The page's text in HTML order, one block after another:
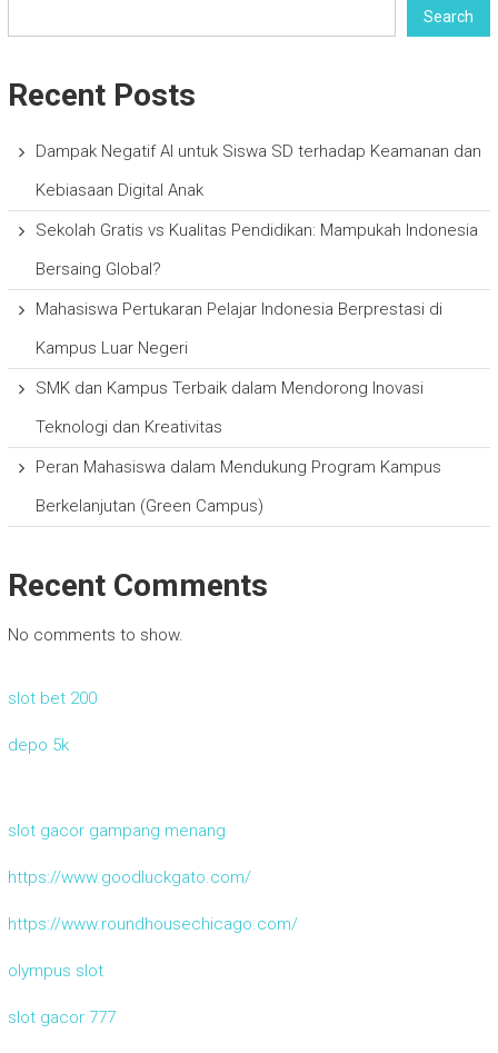
Search
Recent Posts
Dampak Negatif AI untuk Siswa SD terhadap Keamanan dan
Kebiasaan Digital Anak
Sekolah Gratis vs Kualitas Pendidikan: Mampukah Indonesia
Bersaing Global?
Mahasiswa Pertukaran Pelajar Indonesia Berprestasi di
Kampus Luar Negeri
SMK dan Kampus Terbaik dalam Mendorong Inovasi
Teknologi dan Kreativitas
Peran Mahasiswa dalam Mendukung Program Kampus
Berkelanjutan (Green Campus)
Recent Comments
No comments to show.
slot bet 200
depo 5k
slot gacor gampang menang
https://www.goodluckgato.com/
https://www.roundhousechicago.com/
olympus slot
slot gacor 777